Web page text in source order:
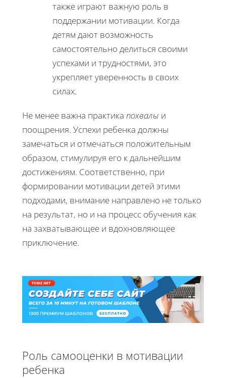
также играют важную роль в
поддержании мотивации. Когда
детям дают возможность
самостоятельно делиться своими
успехами и трудностями, это
укрепляет уверенность в своих
силах.
Не менее важна практика похвалы и
поощрения. Успехи ребенка должны
замечаться и отмечаться положительным
образом, стимулируя его к дальнейшим
достижениям. Соответственно, при
формировании мотивации детей этими
подходами, внимание направлено не только
на результат, но и на процесс обучения как
на захватывающее и вдохновляющее
приключение.
Роль самооценки в мотивации
ребенка